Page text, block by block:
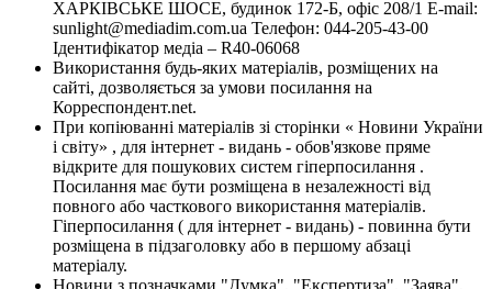
ХАРКІВСЬКЕ ШОСЕ, будинок 172-Б, офіс 208/1 E-mail:
sunlight@mediadim.com.ua Телефон: 044-205-43-00
Ідентифікатор медіа – R40-06068
Використання будь-яких матеріалів, розміщених на
сайті, дозволяється за умови посилання на
Корреспондент.net.
При копіюванні матеріалів зі сторінки « Новини України
і світу» , для інтернет - видань - обов'язкове пряме
відкрите для пошукових систем гіперпосилання .
Посилання має бути розміщена в незалежності від
повного або часткового використання матеріалів.
Гіперпосилання ( для інтернет - видань) - повинна бути
розміщена в підзаголовку або в першому абзаці
матеріалу.
Новини з позначками "Думка", "Експертиза", "Заява",